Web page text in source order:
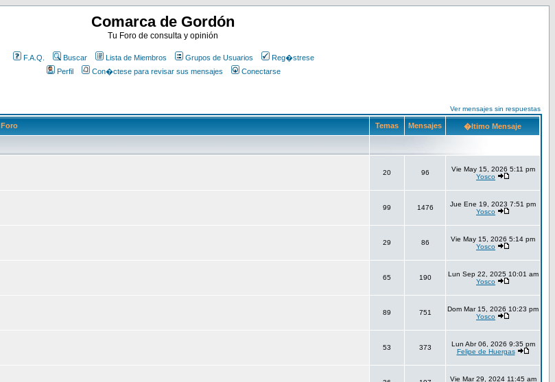
Comarca de Gordón
Tu Foro de consulta y opinión
F.A.Q. Buscar Lista de Miembros Grupos de Usuarios
Reg�strese
Perfil
Con�ctese para revisar sus mensajes Conectarse
Ver mensajes sin respuestas
Foro Temas Mensajes �ltimo Mensaje
20 96
Vie May 15, 2026 5:11 pm
Yosco
99 1476
Jue Ene 19, 2023 7:51 pm
Yosco
29 86
Vie May 15, 2026 5:14 pm
Yosco
65 190
Lun Sep 22, 2025 10:01 am
Yosco
89 751
Dom Mar 15, 2026 10:23 pm
Yosco
53 373
Lun Abr 06, 2026 9:35 pm
Felipe de Huergas
Vie Mar 29, 2024 11:45 am